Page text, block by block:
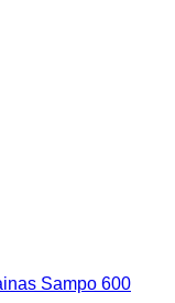
Sampo 600